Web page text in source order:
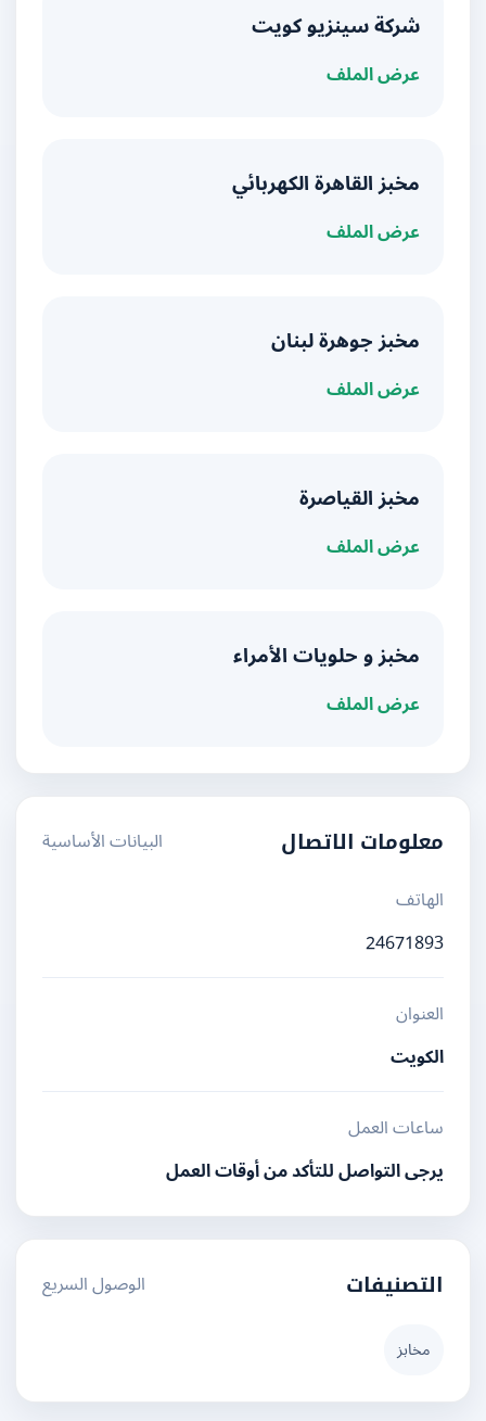
شركة سينزيو كويت
عرض الملف
مخبز القاهرة الكهربائي
عرض الملف
مخبز جوهرة لبنان
عرض الملف
مخبز القياصرة
عرض الملف
مخبز و حلويات الأمراء
عرض الملف
معلومات الاتصال
البيانات الأساسية
الهاتف
24671893
العنوان
الكويت
ساعات العمل
يرجى التواصل للتأكد من أوقات العمل
التصنيفات الوصول السريع